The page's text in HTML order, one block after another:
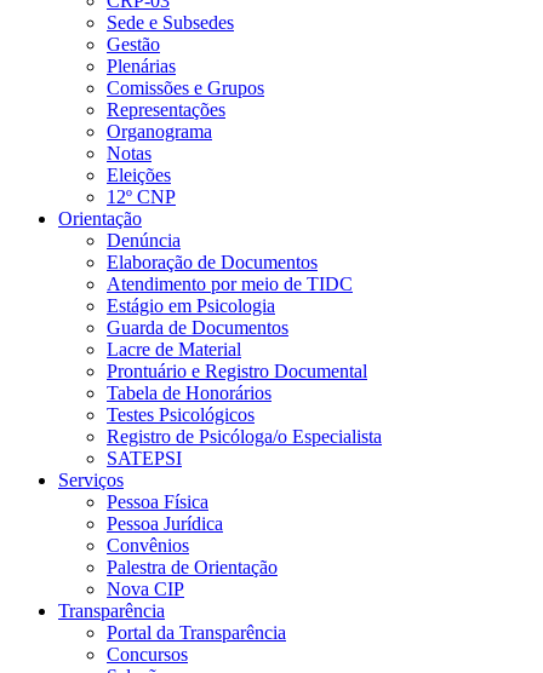
Sede e Subsedes
Gestão
Plenárias
Comissões e Grupos
Representações
Organograma
Notas
Eleições
12º CNP
Orientação
Denúncia
Elaboração de Documentos
Atendimento por meio de TIDC
Estágio em Psicologia
Guarda de Documentos
Lacre de Material
Prontuário e Registro Documental
Tabela de Honorários
Testes Psicológicos
Registro de Psicóloga/o Especialista
SATEPSI
Serviços
Pessoa Física
Pessoa Jurídica
Convênios
Palestra de Orientação
Nova CIP
Transparência
Portal da Transparência
Concursos